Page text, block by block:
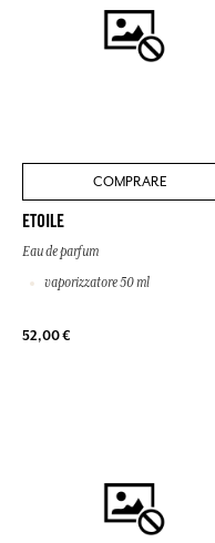
COMPRARE
ETOILE
Eau de parfum
vaporizzatore 50 ml
52,00 €